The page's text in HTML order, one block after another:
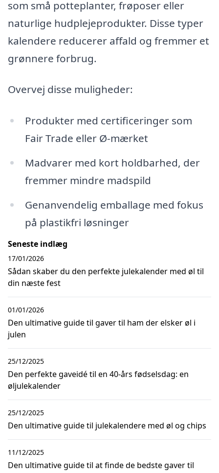
som små potteplanter, frøposer eller
naturlige hudplejeprodukter. Disse typer
kalendere reducerer affald og fremmer et
grønnere forbrug.
Overvej disse muligheder:
Produkter med certificeringer som
Fair Trade eller Ø-mærket
Madvarer med kort holdbarhed, der
fremmer mindre madspild
Genanvendelig emballage med fokus
på plastikfri løsninger
Seneste indlæg
Sådan skaber du den perfekte julekalender med øl til
din næste fest
17/01/2026
Den ultimative guide til gaver til ham der elsker øl i
julen
01/01/2026
Den perfekte gaveidé til en 40-års fødselsdag: en
øljulekalender
25/12/2025
Den ultimative guide til julekalendere med øl og chips
25/12/2025
Den ultimative guide til at finde de bedste gaver til
11/12/2025